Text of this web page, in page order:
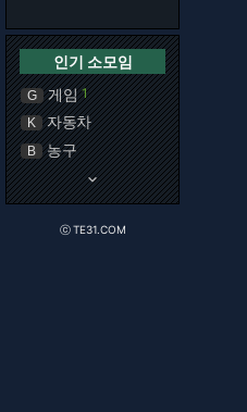
인기 소모임
G 게임 1
K 자동차
B 농구
keyboard_arrow_down
ⓒ TE31.COM